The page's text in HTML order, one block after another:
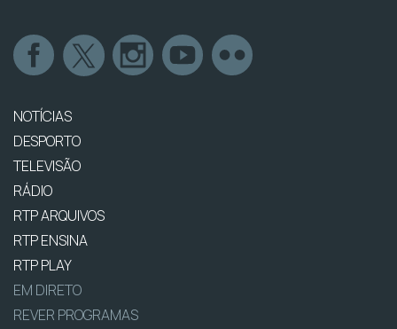
NOTÍCIAS
DESPORTO
TELEVISÃO
RÁDIO
RTP ARQUIVOS
RTP ENSINA
RTP PLAY
EM DIRETO
REVER PROGRAMAS